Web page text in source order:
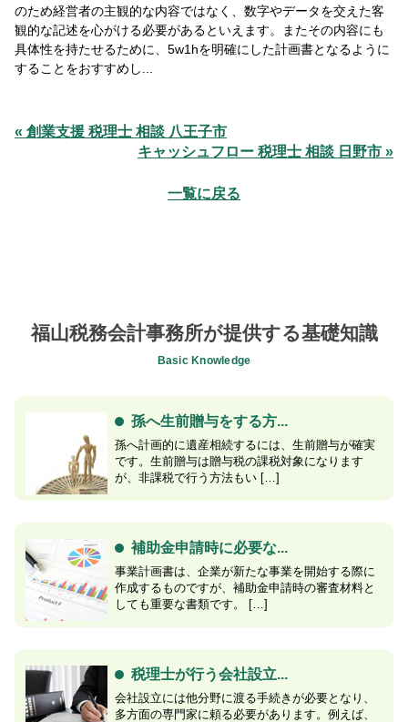
のため経営者の主観的な内容ではなく、数字やデータを交えた客
観的な記述を心がける必要があるといえます。またその内容にも
具体性を持たせるために、5w1hを明確にした計画書となるように
することをおすすめし...
« 創業支援 税理士 相談 八王子市
キャッシュフロー 税理士 相談 日野市 »
一覧に戻る
福山税務会計事務所が提供する基礎知識
Basic Knowledge
孫へ生前贈与をする方...
孫へ計画的に遺産相続するには、生前贈与が確実
です。生前贈与は贈与税の課税対象になります
が、非課税で行う方法もい […]
補助金申請時に必要な...
事業計画書は、企業が新たな事業を開始する際に
作成するものですが、補助金申請時の審査材料と
しても重要な書類です。 […]
税理士が行う会社設立...
会社設立には他分野に渡る手続きが必要となり、
多方面の専門家に頼る必要があります。例えば、